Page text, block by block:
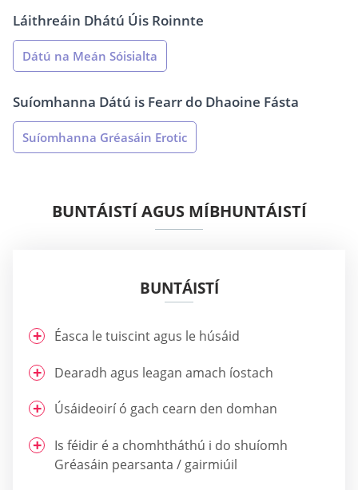
Láithreáin Dhátú Úis Roinnte
Dátú na Meán Sóisialta
Suíomhanna Dátú is Fearr do Dhaoine Fásta
Suíomhanna Gréasáin Erotic
BUNTÁISTÍ AGUS MÍBHUNTÁISTÍ
BUNTÁISTÍ
Éasca le tuiscint agus le húsáid
Dearadh agus leagan amach íostach
Úsáideoirí ó gach cearn den domhan
Is féidir é a chomhtháthú i do shuíomh
Gréasáin pearsanta / gairmiúil